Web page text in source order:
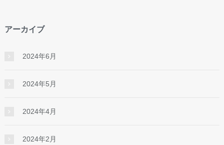
アーカイブ
2024年6月
2024年5月
2024年4月
2024年2月